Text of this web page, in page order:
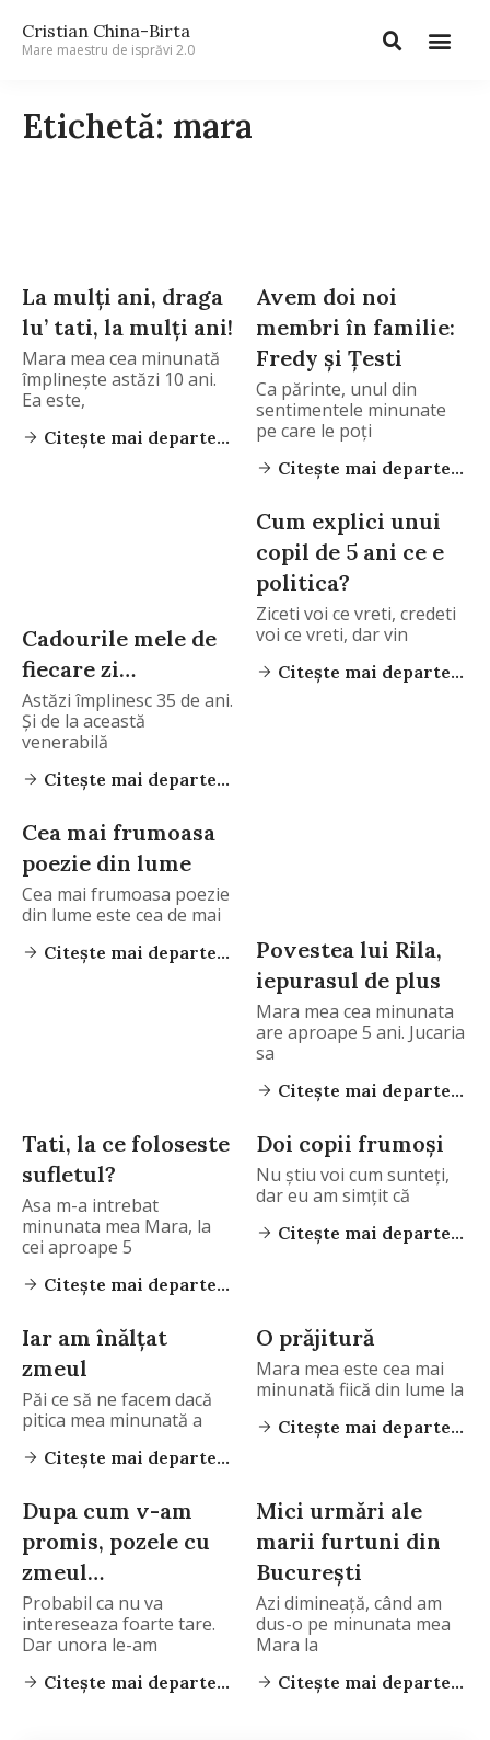
Cristian China-Birta
Mare maestru de isprăvi 2.0
Etichetă: mara
La mulţi ani, draga
lu’ tati, la mulţi ani!
Mara mea cea minunată
împlineşte astăzi 10 ani.
Ea este,
Citește mai departe...
Avem doi noi
membri în familie:
Fredy şi Ţesti
Ca părinte, unul din
sentimentele minunate
pe care le poţi
Citește mai departe...
Cadourile mele de
fiecare zi…
Astăzi împlinesc 35 de ani.
Şi de la această
venerabilă
Citește mai departe...
Cum explici unui
copil de 5 ani ce e
politica?
Ziceti voi ce vreti, credeti
voi ce vreti, dar vin
Citește mai departe...
Cea mai frumoasa
poezie din lume
Cea mai frumoasa poezie
din lume este cea de mai
Citește mai departe...
Povestea lui Rila,
iepurasul de plus
Mara mea cea minunata
are aproape 5 ani. Jucaria
sa
Citește mai departe...
Tati, la ce foloseste
sufletul?
Asa m-a intrebat
minunata mea Mara, la
cei aproape 5
Citește mai departe...
Doi copii frumoşi
Nu ştiu voi cum sunteţi,
dar eu am simţit că
Citește mai departe...
Iar am înălţat
zmeul
Păi ce să ne facem dacă
pitica mea minunată a
Citește mai departe...
O prăjitură
Mara mea este cea mai
minunată fiică din lume la
Citește mai departe...
Dupa cum v-am
promis, pozele cu
zmeul…
Probabil ca nu va
intereseaza foarte tare.
Dar unora le-am
Citește mai departe...
Mici urmări ale
marii furtuni din
Bucureşti
Azi dimineaţă, când am
dus-o pe minunata mea
Mara la
Citește mai departe...